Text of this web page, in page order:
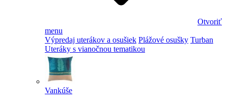
Otvoriť
menu
Výpredaj uterákov a osušiek Plážové osušky Turban
Uteráky s vianočnou tematikou
Vankúše